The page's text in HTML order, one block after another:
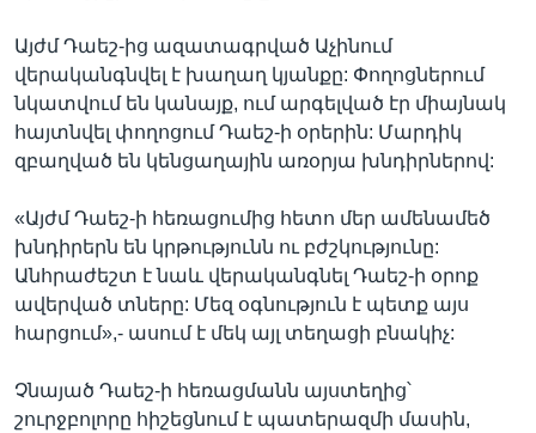
Այժմ Դաեշ-ից ազատագրված Աչինում
վերականգնվել է խաղաղ կյանքը: Փողոցներում
նկատվում են կանայք, ում արգելված էր միայնակ
հայտնվել փողոցում Դաեշ-ի օրերին: Մարդիկ
զբաղված են կենցաղային առօրյա խնդիրներով:
«Այժմ Դաեշ-ի հեռացումից հետո մեր ամենամեծ
խնդիրերն են կրթությունն ու բժշկությունը:
Անհրաժեշտ է նաև վերականգնել Դաեշ-ի օրոք
ավերված տները: Մեզ օգնություն է պետք այս
հարցում»,- ասում է մեկ այլ տեղացի բնակիչ:
Չնայած Դաեշ-ի հեռացմանն այստեղից՝
շուրջբոլորը հիշեցնում է պատերազմի մասին,